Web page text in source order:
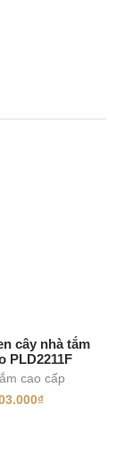
cây nhà tắm
PLD2211F
cao cấp
₫